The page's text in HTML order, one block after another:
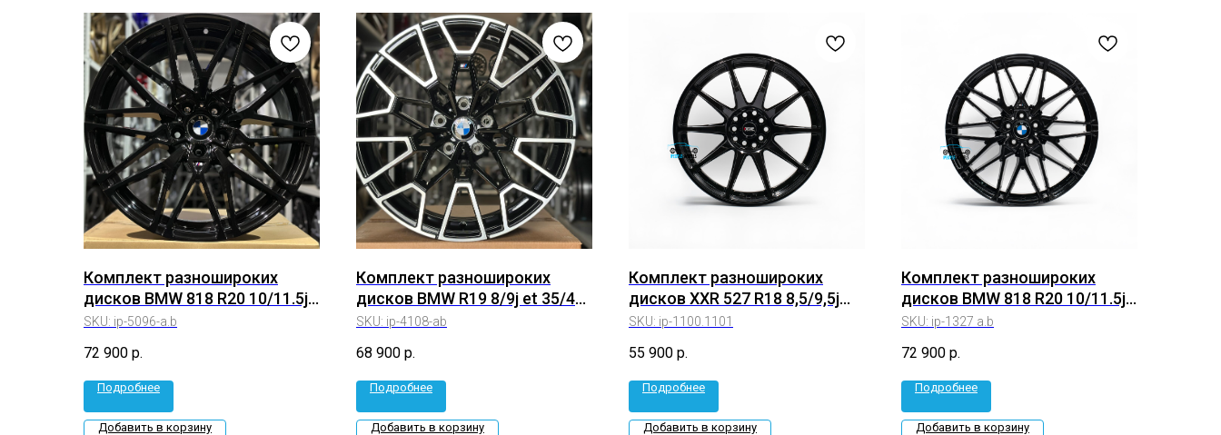
Комплект разношироких
дисков BMW 818 R20 10/11.5j
Et40/35 5*120 (ip-5096-a.b)
SKU: ip-5096-a.b
72 900 р.
Подробнее
Добавить в корзину
Комплект разношироких
дисков BMW R19 8/9j et 35/40
5*120 (ip-4108-ab)
SKU: ip-4108-ab
68 900 р.
Подробнее
Добавить в корзину
Комплект разношироких
дисков XXR 527 R18 8,5/9,5j
5*114.3/5*100 (1100,1101)
SKU: ip-1100.1101
55 900 р.
Подробнее
Добавить в корзину
Комплект разношироких
дисков BMW 818 R20 10/11.5j
Et33/40 5*112 (ip-1327 a.b)
SKU: ip-1327 a.b
72 900 р.
Подробнее
Добавить в корзину